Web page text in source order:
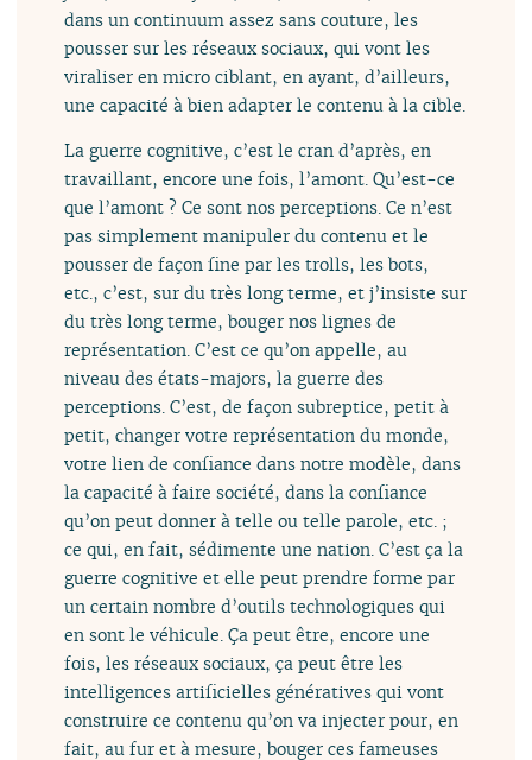
dans un continuum assez sans couture, les
pousser sur les réseaux sociaux, qui vont les
viraliser en micro ciblant, en ayant, d’ailleurs,
une capacité à bien adapter le contenu à la cible.
La guerre cognitive, c’est le cran d’après, en
travaillant, encore une fois, l’amont. Qu’est-ce
que l’amont ? Ce sont nos perceptions. Ce n’est
pas simplement manipuler du contenu et le
pousser de façon fine par les trolls, les bots,
etc., c’est, sur du très long terme, et j’insiste sur
du très long terme, bouger nos lignes de
représentation. C’est ce qu’on appelle, au
niveau des états-majors, la guerre des
perceptions. C’est, de façon subreptice, petit à
petit, changer votre représentation du monde,
votre lien de confiance dans notre modèle, dans
la capacité à faire société, dans la confiance
qu’on peut donner à telle ou telle parole, etc. ;
ce qui, en fait, sédimente une nation. C’est ça la
guerre cognitive et elle peut prendre forme par
un certain nombre d’outils technologiques qui
en sont le véhicule. Ça peut être, encore une
fois, les réseaux sociaux, ça peut être les
intelligences artificielles génératives qui vont
construire ce contenu qu’on va injecter pour, en
fait, au fur et à mesure, bouger ces fameuses